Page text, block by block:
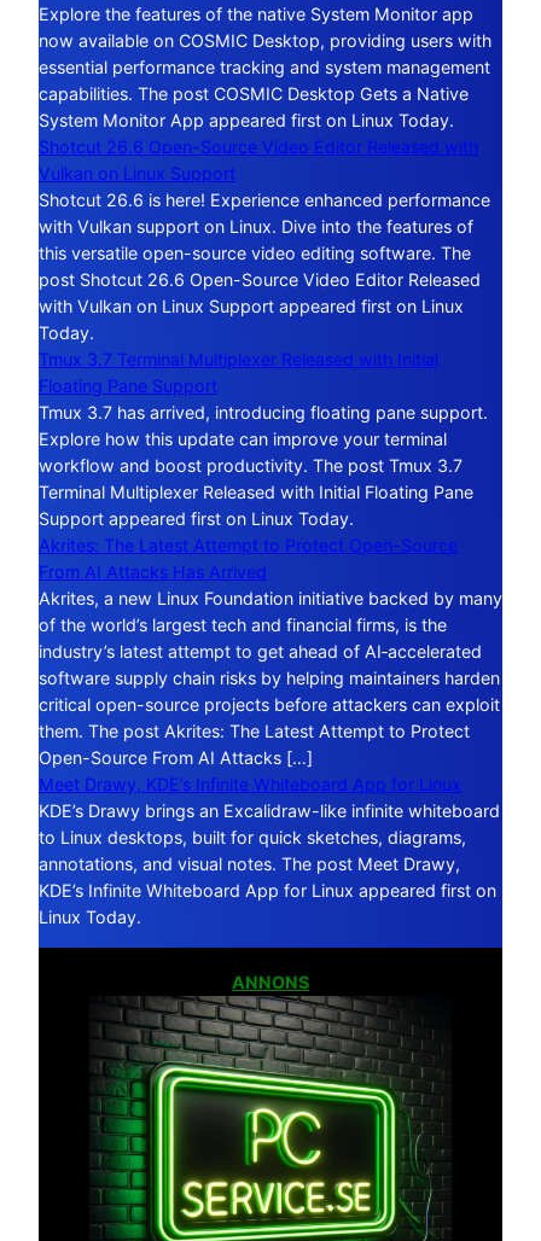
Explore the features of the native System Monitor app
now available on COSMIC Desktop, providing users with
essential performance tracking and system management
capabilities. The post COSMIC Desktop Gets a Native
System Monitor App appeared first on Linux Today.
Shotcut 26.6 Open-Source Video Editor Released with
Vulkan on Linux Support
Shotcut 26.6 is here! Experience enhanced performance
with Vulkan support on Linux. Dive into the features of
this versatile open-source video editing software. The
post Shotcut 26.6 Open-Source Video Editor Released
with Vulkan on Linux Support appeared first on Linux
Today.
Tmux 3.7 Terminal Multiplexer Released with Initial
Floating Pane Support
Tmux 3.7 has arrived, introducing floating pane support.
Explore how this update can improve your terminal
workflow and boost productivity. The post Tmux 3.7
Terminal Multiplexer Released with Initial Floating Pane
Support appeared first on Linux Today.
Akrites: The Latest Attempt to Protect Open-Source
From AI Attacks Has Arrived
Akrites, a new Linux Foundation initiative backed by many
of the world’s largest tech and financial firms, is the
industry’s latest attempt to get ahead of AI‑accelerated
software supply chain risks by helping maintainers harden
critical open-source projects before attackers can exploit
them. The post Akrites: The Latest Attempt to Protect
Open-Source From AI Attacks […]
Meet Drawy, KDE’s Infinite Whiteboard App for Linux
KDE’s Drawy brings an Excalidraw-like infinite whiteboard
to Linux desktops, built for quick sketches, diagrams,
annotations, and visual notes. The post Meet Drawy,
KDE’s Infinite Whiteboard App for Linux appeared first on
Linux Today.
ANNONS